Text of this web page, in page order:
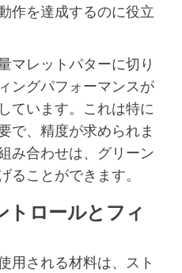
作を達成するのに役立
マレットパターに切り
ングパフォーマンスが
ています。これは特に
で、精度が求められま
み合わせは、グリーン
ることができます。
トロールとフィ
用される材料は、スト